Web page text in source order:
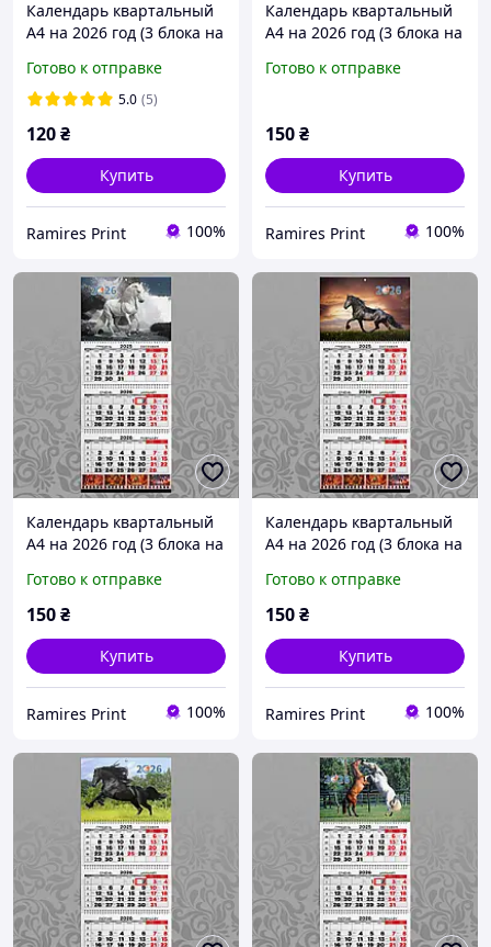
Календарь квартальный
А4 на 2026 год (3 блока на
рекламного поля) офсет
Конь
Готово к отправке
5.0 (5)
120₴
Купить
Ramires Print 100%
Календарь квартальный
А4 на 2026 год (3 блока на
поле) офсет Конь 002
Готово к отправке
150₴
Купить
Ramires Print 100%
Календарь квартальный
А4 на 2026 год (3 блока на
поле) офсет Конь 003
Готово к отправке
150₴
Купить
Ramires Print 100%
Календарь квартальный
А4 на 2026 год (3 блока на
поле) офсет Конь 004
Готово к отправке
150₴
Купить
Ramires Print 100%